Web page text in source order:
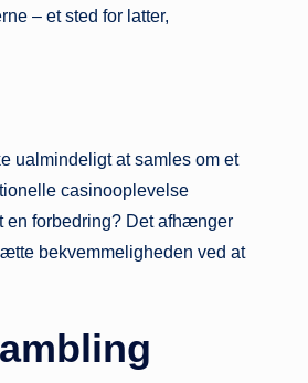
– et sted for latter,
ualmindeligt at samles om et
casinooplevelse
en forbedring? Det afhænger
bekvemmeligheden ved at